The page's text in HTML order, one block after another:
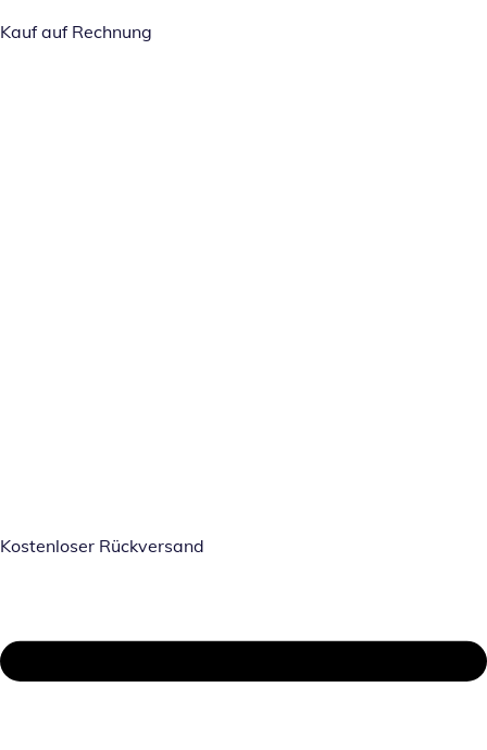
Kauf auf Rechnung
Kostenloser Rückversand